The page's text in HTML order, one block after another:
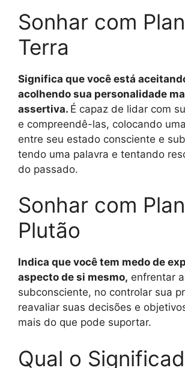
Sonhar com
Terra
Significa que você está
acolhendo sua personalidade
assertiva. É capaz de lidar com
e compreendê-las, colocando
entre seu estado consciente e
tendo uma palavra e tentando
do passado.
Sonhar com
Plutão
Indica que você tem medo de
aspecto de si mesmo, enfrentar
subconsciente, no controlar sua
reavaliar suas decisões e
mais do que pode suportar.
Qual o